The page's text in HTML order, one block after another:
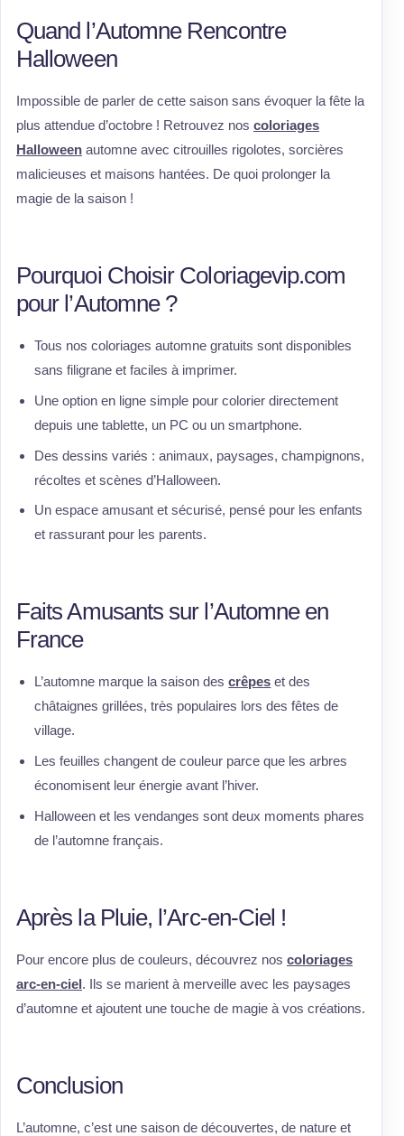
Quand l’Automne Rencontre
Halloween
Impossible de parler de cette saison sans évoquer la fête la
plus attendue d’octobre ! Retrouvez nos coloriages
Halloween automne avec citrouilles rigolotes, sorcières
malicieuses et maisons hantées. De quoi prolonger la
magie de la saison !
Pourquoi Choisir Coloriagevip.com
pour l’Automne ?
Tous nos coloriages automne gratuits sont disponibles
sans filigrane et faciles à imprimer.
Une option en ligne simple pour colorier directement
depuis une tablette, un PC ou un smartphone.
Des dessins variés : animaux, paysages, champignons,
récoltes et scènes d’Halloween.
Un espace amusant et sécurisé, pensé pour les enfants
et rassurant pour les parents.
Faits Amusants sur l’Automne en
France
L’automne marque la saison descrêpes et des
châtaignes grillées, très populaires lors des fêtes de
village.
Les feuilles changent de couleur parce que les arbres
économisent leur énergie avant l’hiver.
Halloween et les vendanges sont deux moments phares
de l’automne français.
Après la Pluie, l’Arc-en-Ciel !
Pour encore plus de couleurs, découvrez nos coloriages
arc-en-ciel. Ils se marient à merveille avec les paysages
d’automne et ajoutent une touche de magie à vos créations.
Conclusion
L’automne, c’est une saison de découvertes, de nature et